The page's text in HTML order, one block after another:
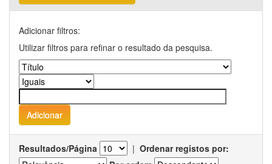
Adicionar filtros:
Utilizar filtros para refinar o resultado da pesquisa.
Resultados/Página | Ordenar registos por: